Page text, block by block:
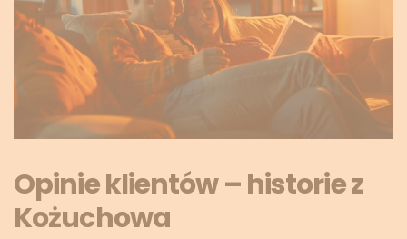
Opinie klientów – historie z
Kożuchowa